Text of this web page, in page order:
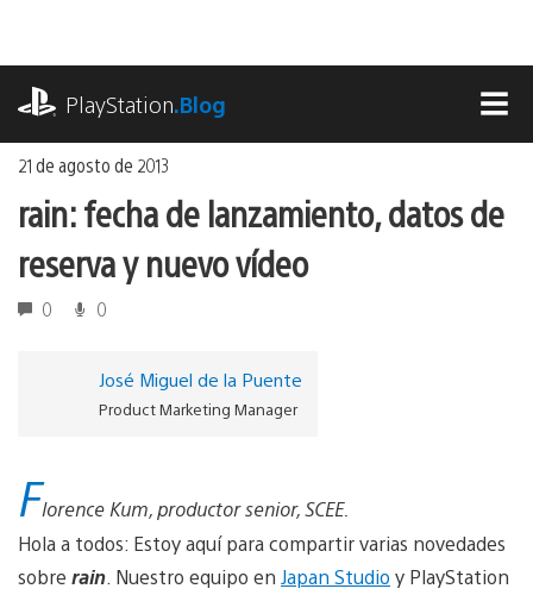
contenido
PlayStation.Blog
21 de agosto de 2013
rain: fecha de lanzamiento, datos de
reserva y nuevo vídeo
0 0
José Miguel de la Puente
Product Marketing Manager
Florence Kum, productor senior, SCEE.
Hola a todos: Estoy aquí para compartir varias novedades
sobre rain . Nuestro equipo en Japan Studio y PlayStation